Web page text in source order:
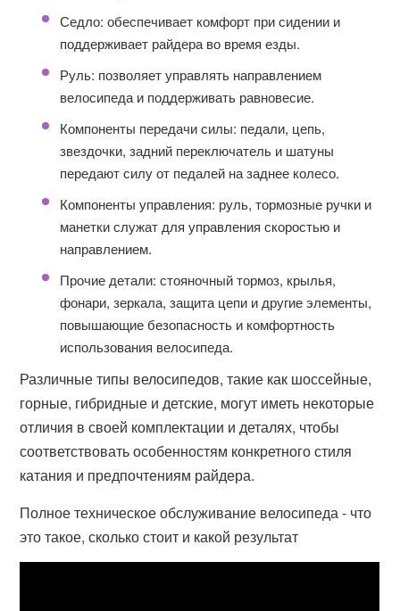
Седло: обеспечивает комфорт при сидении и
поддерживает райдера во время езды.
Руль: позволяет управлять направлением
велосипеда и поддерживать равновесие.
Компоненты передачи силы: педали, цепь,
звездочки, задний переключатель и шатуны
передают силу от педалей на заднее колесо.
Компоненты управления: руль, тормозные ручки и
манетки служат для управления скоростью и
направлением.
Прочие детали: стояночный тормоз, крылья,
фонари, зеркала, защита цепи и другие элементы,
повышающие безопасность и комфортность
использования велосипеда.
Различные типы велосипедов, такие как шоссейные,
горные, гибридные и детские, могут иметь некоторые
отличия в своей комплектации и деталях, чтобы
соответствовать особенностям конкретного стиля
катания и предпочтениям райдера.
Полное техническое обслуживание велосипеда - что
это такое, сколько стоит и какой результат